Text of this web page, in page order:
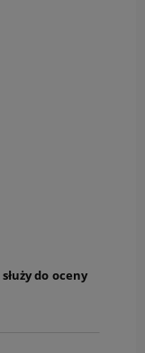
służy do oceny